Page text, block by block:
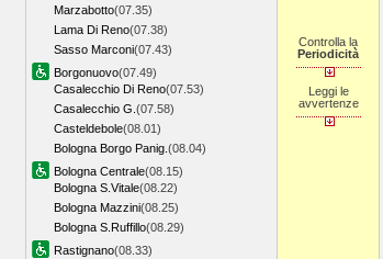
Marzabotto(07.35)
Lama Di Reno(07.38)
Sasso Marconi(07.43)
Borgonuovo(07.49)
Casalecchio Di Reno(07.53)
Casalecchio G. (07.58)
Casteldebole(08.01)
Bologna Borgo Panig. (08.04)
Bologna Centrale(08.15)
Bologna S.Vitale(08.22)
Bologna Mazzini(08.25)
Bologna S.Ruffillo(08.29)
Rastignano(08.33)
Controlla la
Periodicità
Leggi le
avvertenze